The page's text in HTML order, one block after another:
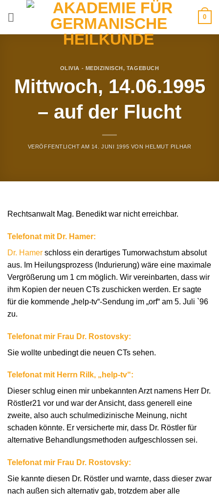
0
OLIVIA - MEDIZINISCH, TAGEBUCH
Mittwoch, 14.06.1995
– auf der Flucht
VERÖFFENTLICHT AM 14. JUNI 1995 VON HELMUT PILHAR
Rechtsanwalt Mag. Benedikt war nicht erreichbar.
Telefonat mit Dr. Hamer:
Dr. Hamer schloss ein derartiges Tumorwachstum absolut
aus. Im Heilungsprozess (Indurierung) wäre eine maximale
Vergrößerung um 1 cm möglich. Wir vereinbarten, dass wir
ihm Kopien der neuen CTs zuschicken werden. Er sagte
für die kommende „help-tv“-Sendung im „orf“ am 5. Juli `96
zu.
Telefonat mir Frau Dr. Rostovsky:
Sie wollte unbedingt die neuen CTs sehen.
Telefonat mit Herrn Rilk, „help-tv“:
Dieser schlug einen mir unbekannten Arzt namens Herr Dr.
Röstler21 vor und war der Ansicht, dass generell eine
zweite, also auch schulmedizinische Meinung, nicht
schaden könnte. Er versicherte mir, dass Dr. Röstler für
alternative Behandlungsmethoden aufgeschlossen sei.
Telefonat mir Frau Dr. Rostovsky:
Sie kannte diesen Dr. Röstler und warnte, dass dieser zwar
nach außen sich alternativ gab, trotzdem aber alle